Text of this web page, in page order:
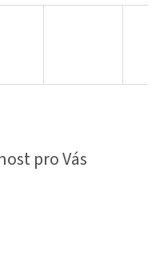
pro Vás